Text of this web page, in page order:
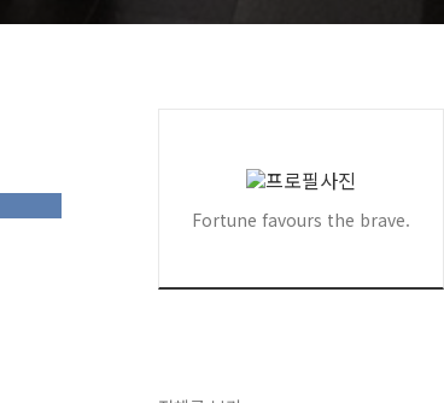
Fortune favours the brave.